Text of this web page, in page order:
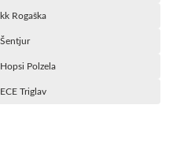
kk Rogaška
Šentjur
Hopsi Polzela
ECE Triglav